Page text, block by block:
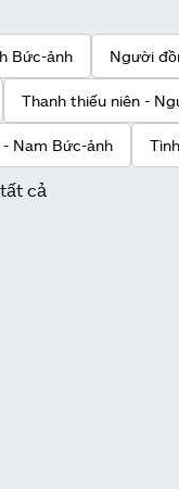
Bức-ảnh Người
Thanh thiếu niên -
Nam Bức-ảnh
cả